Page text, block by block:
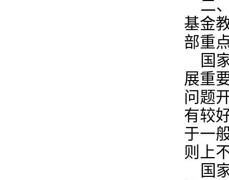
二
基金
部重
国
展重
问题
有较
于一
则上
国